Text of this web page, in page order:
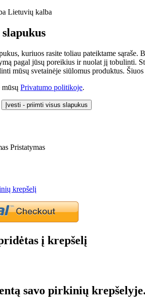
Lietuvių kalba
kuriuos rasite toliau pateiktame
pagal jūsų poreikius ir nuolat jį tobulinti.
mūsų svetainėje siūlomus produktus.
Privatumo politikoje.
Įvesti - priimti visus slapukus
Pristatymas
krepšelį
į krepšelį
savo pirkinių krepšelyje.